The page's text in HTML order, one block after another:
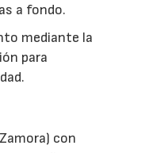
a fondo.
mediante la
para
con